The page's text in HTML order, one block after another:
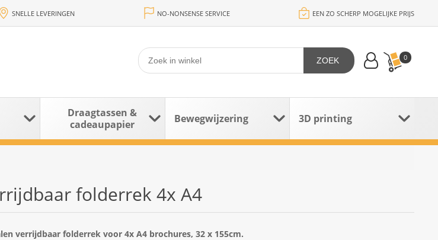
SNELLE LEVERINGEN NO-NONSENSE SERVICE EEN ZO SCHERP MOGELIJKE PRIJS
0
ZOEK
Draagtassen &
cadeaupapier
Bewegwijzering 3D printing
folderrek 4x A4
verrijdbaar folderrek voor 4x A4 brochures, 32 x 155cm.